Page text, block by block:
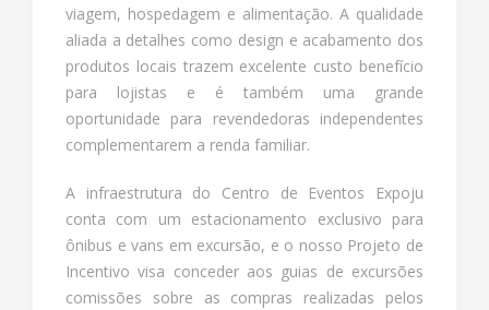
viagem, hospedagem e alimentação. A qualidade
aliada a detalhes como design e acabamento dos
produtos locais trazem excelente custo benefício
para lojistas e é também uma grande
oportunidade para revendedoras independentes
complementarem a renda familiar.
A infraestrutura do Centro de Eventos Expoju
conta com um estacionamento exclusivo para
ônibus e vans em excursão, e o nosso Projeto de
Incentivo visa conceder aos guias de excursões
comissões sobre as compras realizadas pelos